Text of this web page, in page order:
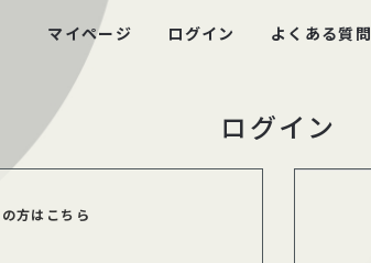
ログイン
方はこちら